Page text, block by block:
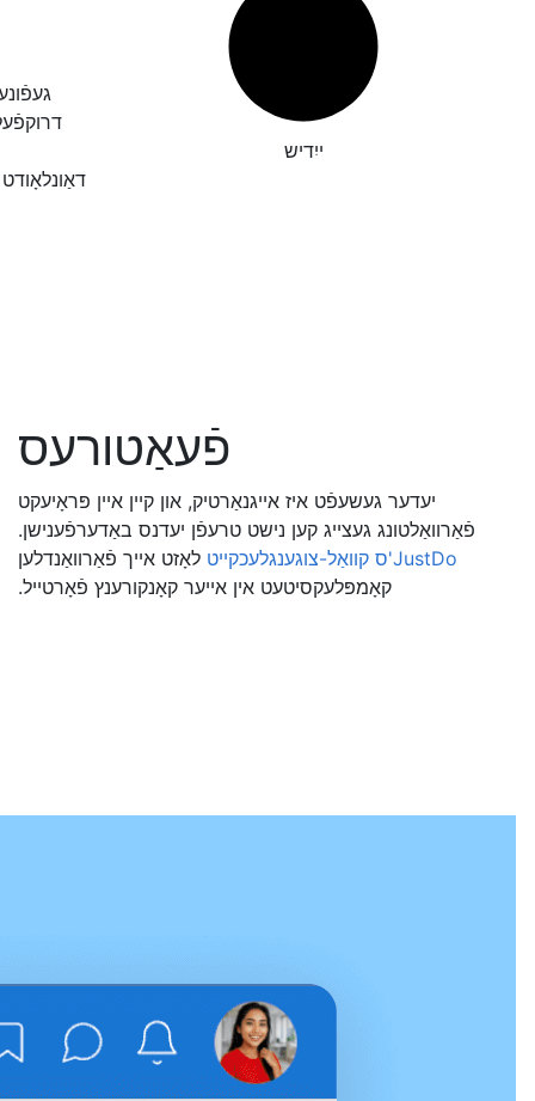
ייִדיש
פֿעאַטורעס
יעדער געשעפֿט איז אייגנאַרטיק, און קיין איין פּראָיעקט
פֿאַרוואַלטונג געצייג קען נישט טרעפֿן יעדנס באַדערפֿענישן.
JustDo'ס קוואַל-צוגענגלעכקייט
לאָזט אייך פֿאַרוואַנדלען
קאָמפּלעקסיטעט אין אייער קאָנקורענץ פֿאָרטייל.